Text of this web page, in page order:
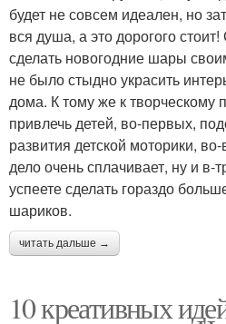
будет не совсем идеален, но
вся душа, а это дорогого
сделать новогодние шары
не было стыдно украсить
дома. К тому же к творческому
привлечь детей, во-первых,
развития детской моторики,
дело очень сплачивает, ну и в-
успеете сделать гораздо
шариков.
читать дальше →
10 креативных